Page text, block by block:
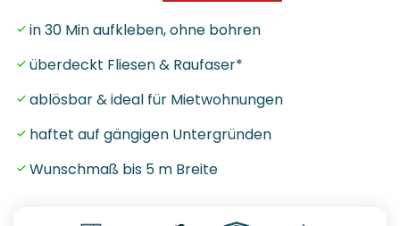
in 30 Min aufkleben, ohne bohren
überdeckt Fliesen & Raufaser*
ablösbar & ideal für Mietwohnungen
haftet auf gängigen Untergründen
Wunschmaß bis 5 m Breite